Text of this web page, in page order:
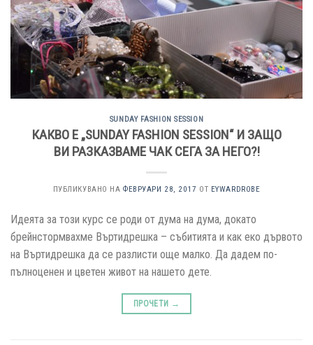
SUNDAY FASHION SESSION
КАКВО Е „SUNDAY FASHION SESSION“ И ЗАЩО
ВИ РАЗКАЗВАМЕ ЧАК СЕГА ЗА НЕГО?!
ПУБЛИКУВАНО НА ФЕВРУАРИ 28, 2017 ОТ EYWARDROBE
Идеята за този курс се роди от дума на дума, докато
брейнстормвахме Въртидрешка – събитията и как еко дървото
на Въртидрешка да се разлисти още малко. Да дадем по-
пълноценен и цветен живот на нашето дете.
ПРОЧЕТИ →